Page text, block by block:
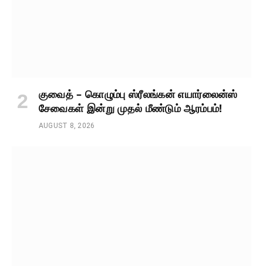
குவைத் – கொழும்பு ஸ்ரீலங்கன் எயார்லைன்ஸ்
சேவைகள் இன்று முதல் மீண்டும் ஆரம்பம்!
AUGUST 8, 2026